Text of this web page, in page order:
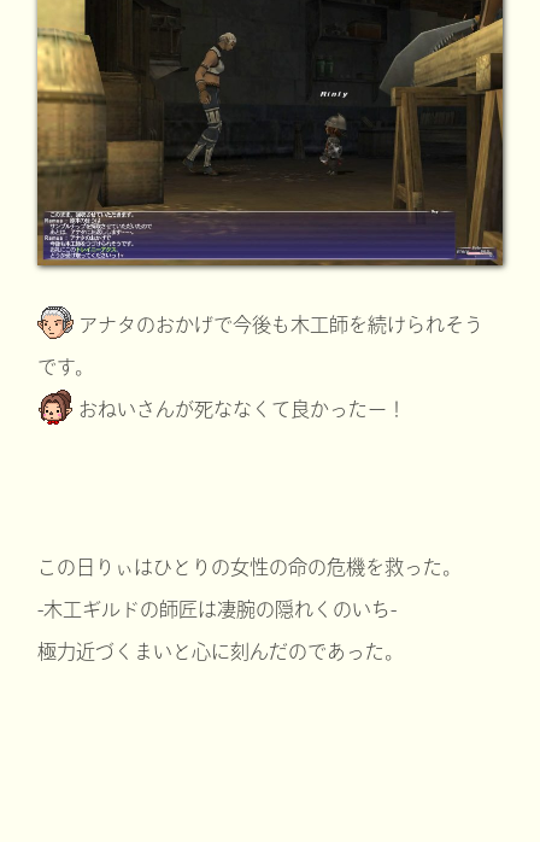
アナタのおかげで今後も木工師を続けられそう
です。
おねいさんが死ななくて良かったー！
この日りぃはひとりの女性の命の危機を救った。
-木工ギルドの師匠は凄腕の隠れくのいち-
極力近づくまいと心に刻んだのであった。